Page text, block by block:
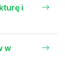
i
w